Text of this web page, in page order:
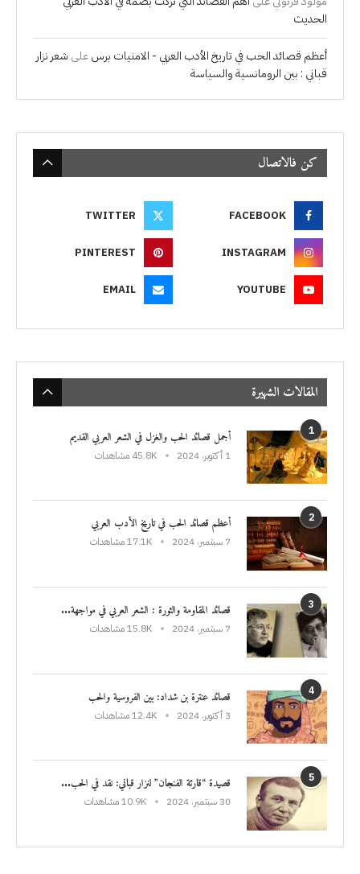
الحديث
أعظم قصائد الحب في تاريخ الأدب العربي - الامنيات برسعلى شعر نزار
قباني : بين الرومانسية والسياسة
كن فالاتصال
FACEBOOK
TWITTER
INSTAGRAM
PINTEREST
YOUTUBE
EMAIL
المقالات الشهيرة
1 أجمل قصائد الحب والغزل في الشعر العربي القديم
1 أكتوبر، 2024 45.8K مشاهدات
2 أعظم قصائد الحب في تاريخ الأدب العربي
7 سبتمبر، 2024 17.1K مشاهدات
3 قصائد المقاومة والثورة : الشعر العربي في مواجهة...
7 سبتمبر، 2024 15.8K مشاهدات
4 قصائد عنترة بن شداد: بين الفروسية والحب
3 أكتوبر، 2024 12.4K مشاهدات
5 قصيدة “قارئة الفنجان” لنزار قباني: نقد في الحب...
30 سبتمبر، 2024 10.9K مشاهدات